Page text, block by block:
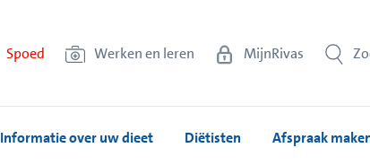
Spoed Werken en leren MijnRivas
Informatie over uw dieet Diëtisten Afspraak